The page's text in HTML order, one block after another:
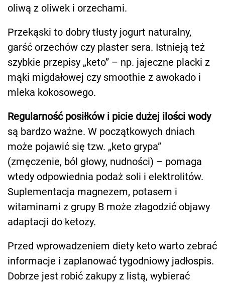
oliwą z oliwek i orzechami.
Przekąski to dobry tłusty jogurt naturalny,
garść orzechów czy plaster sera. Istnieją też
szybkie przepisy „keto” – np. jajeczne placki z
mąki migdałowej czy smoothie z awokado i
mleka kokosowego.
Regularność posiłków i picie dużej ilości wody
są bardzo ważne. W początkowych dniach
może pojawić się tzw. „keto grypa”
(zmęczenie, ból głowy, nudności) – pomaga
wtedy odpowiednia podaż soli i elektrolitów.
Suplementacja magnezem, potasem i
witaminami z grupy B może złagodzić objawy
adaptacji do ketozy.
Przed wprowadzeniem diety keto warto zebrać
informacje i zaplanować tygodniowy jadłospis.
Dobrze jest robić zakupy z listą, wybierać